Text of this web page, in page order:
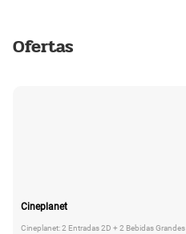
Ofertas
Cineplanet
Cineplanet: 2 Entradas 2D + 2 Bebidas Grandes